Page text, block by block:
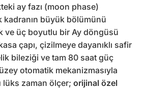
ay fazı (moon phase)
kadranın büyük bölümünü
ve üç boyutlu bir Ay döngüsü
çapı, çizilmeye dayanıklı safir
bileziği ve tam 80 saat güç
otomatik mekanizmasıyla
lüks zaman ölçer; orijinal özel